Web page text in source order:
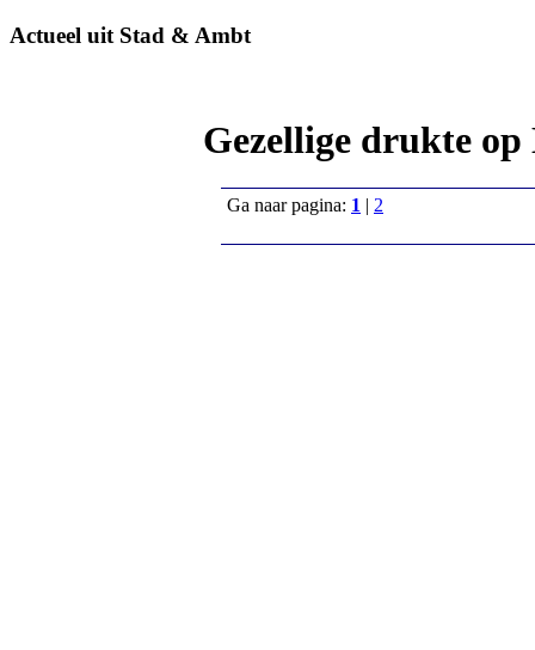
Actueel uit Stad & Ambt
Gezellige drukte
Ga naar pagina: 1 | 2